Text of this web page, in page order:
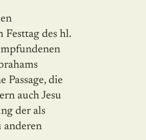
Festtag des hl.
Passage, die
auch Jesu
der als
anderen